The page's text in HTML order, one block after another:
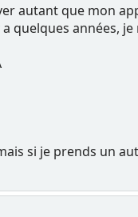
autant que mon
quelques années, je
si je prends un